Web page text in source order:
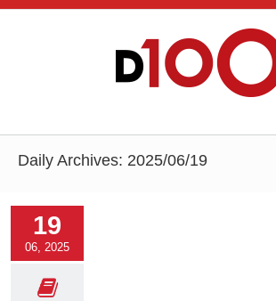
Daily Archives: 2025/06/19
19
06, 2025